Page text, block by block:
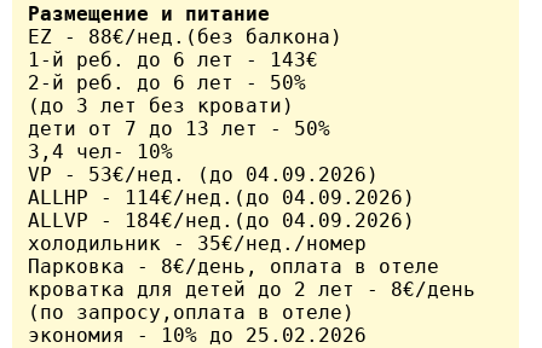
Размещение и питание
EZ - 88€/нед.(без балкона)
1-й реб. до 6 лет - 143€
2-й реб. до 6 лет - 50%
(до 3 лет без кровати)
дети от 7 до 13 лет - 50%
3,4 чел- 10%
VP - 53€/нед. (до 04.09.2026)
ALLHP - 114€/нед.(до 04.09.2026)
ALLVP - 184€/нед.(до 04.09.2026)
холодильник - 35€/нед./номер
Парковка - 8€/день, оплата в отеле
кроватка для детей до 2 лет - 8€/день
(по запросу,оплата в отеле)
экономия - 10% до 25.02.2026